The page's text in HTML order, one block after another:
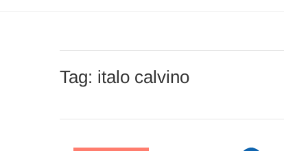
Tag: italo calvino